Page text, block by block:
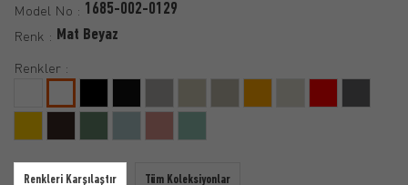
Model No : 1685-002-0129
Renk : Mat Beyaz
Renkler :
Renkleri Karşılaştır Tüm Koleksiyonlar